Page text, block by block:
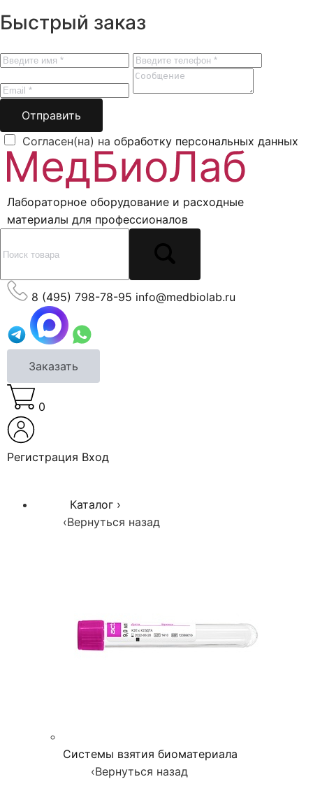
Быстрый заказ
Отправить
Согласен(на) на обработку персональных данных
Лабораторное оборудование и расходные
материалы для профессионалов
8 (495) 798-78-95 info@medbiolab.ru
Заказать
0
Регистрация Вход
Каталог ›
‹Вернуться назад
Системы взятия биоматериала
‹Вернуться назад